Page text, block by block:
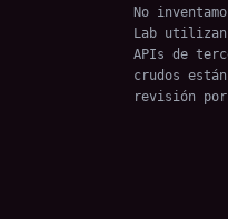
No
Lab
APIs de
crudos
revisión